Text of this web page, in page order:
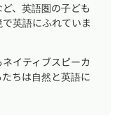
、英語圏の子ども
英語にふれていま
イティブスピーカ
ちは自然と英語に